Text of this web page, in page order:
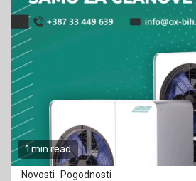
1 min read
Novosti Pogodnosti